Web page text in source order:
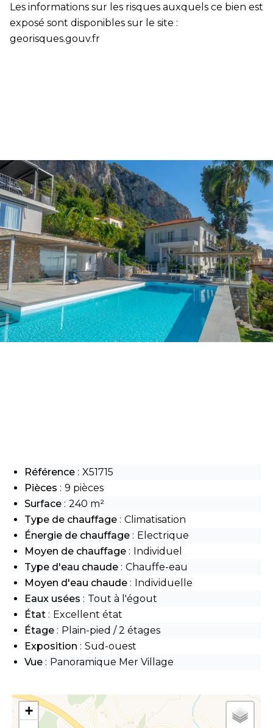
Les informations sur les risques auxquels ce bien est
exposé sont disponibles sur le site :
georisques.gouv.fr
+
Référence
X51715
Pièces
9 pièces
Surface
240 m²
Type de chauffage
Climatisation
Énergie de chauffage
Electrique
Moyen de chauffage
Individuel
Type d'eau chaude
Chauffe-eau
Moyen d'eau chaude
Individuelle
Eaux usées
Tout à l'égout
État
Excellent état
Étage
Plain-pied / 2 étages
Exposition
Sud-ouest
Vue
Panoramique Mer Village